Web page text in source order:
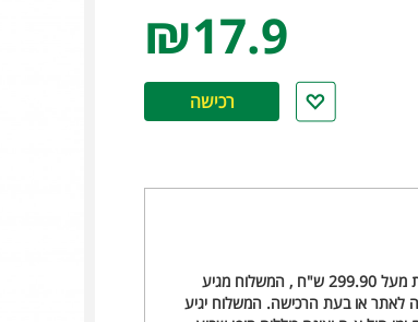
₪17.9
רכישה
משלוח עם שליח עד הבית - 20 ש"ח, וחינם להזמנות מעל 299.90 ש"ח , המשלוח מגיע
או בעת הרכישה. המשלוח יגיע